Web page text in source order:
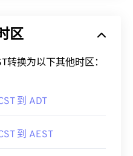
区
转换为以下其他时区：
到 ADT
到 AEST